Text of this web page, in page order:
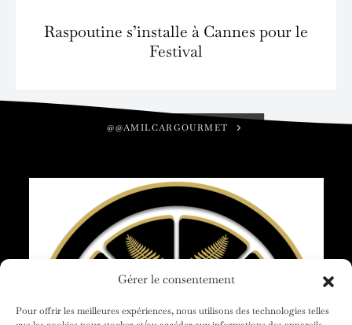
Gérer le consentement
Pour offrir les meilleures expériences, nous utilisons des technologies telles
Raspoutine s’installe à Cannes pour le
Festival
@@AMILCARGOURMET